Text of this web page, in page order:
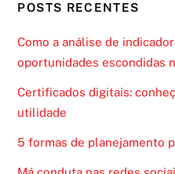
POSTS RECENTES
Como a análise de
oportunidades escondidas
Certificados digitais:
utilidade
5 formas de planejamento